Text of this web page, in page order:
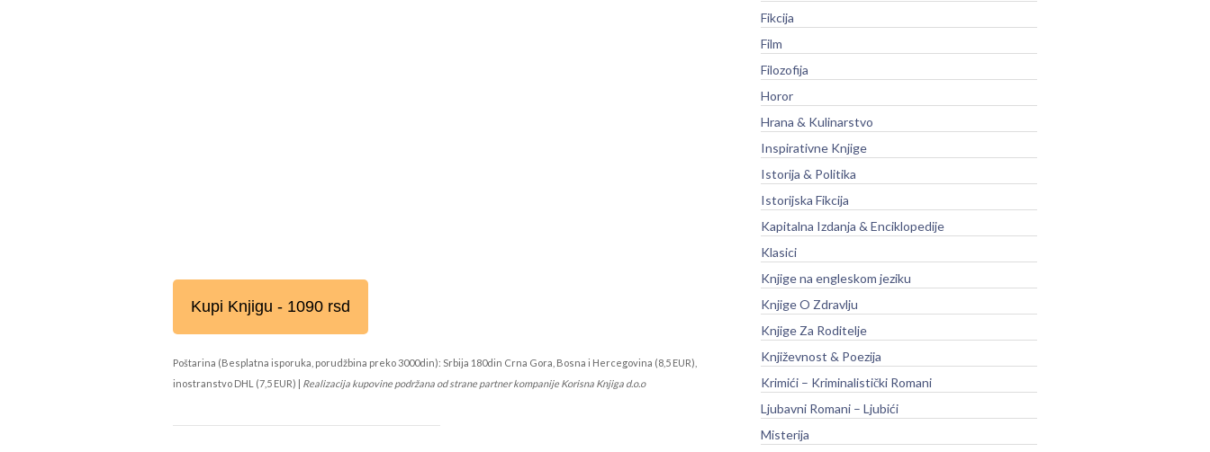
Kupi Knjigu - 1090 rsd
Poštarina (Besplatna isporuka, porudžbina preko 3000din): Srbija 180din Crna Gora, Bosna i Hercegovina (8,5 EUR),
inostranstvo DHL (7,5 EUR) | Realizacija kupovine podržana od strane partner kompanije Korisna Knjiga d.o.o
Fikcija
Film
Filozofija
Horor
Hrana & Kulinarstvo
Inspirativne Knjige
Istorija & Politika
Istorijska Fikcija
Kapitalna Izdanja & Enciklopedije
Klasici
Knjige na engleskom jeziku
Knjige O Zdravlju
Knjige Za Roditelje
Književnost & Poezija
Krimići – Kriminalistički Romani
Ljubavni Romani – Ljubići
Misterija